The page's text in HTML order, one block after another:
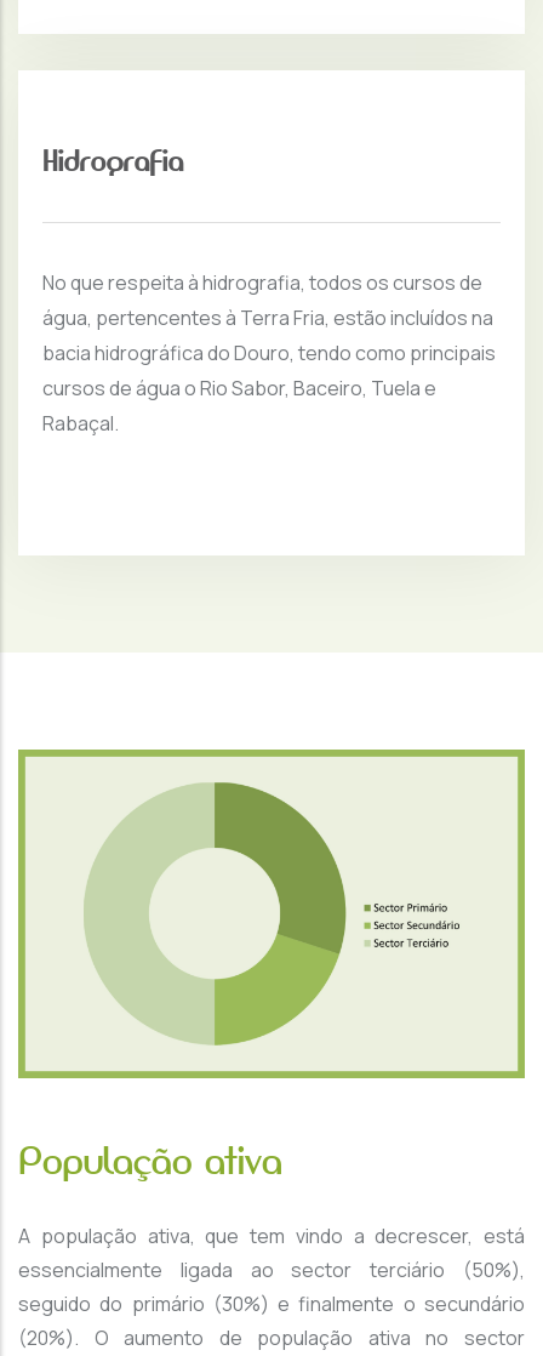
Hidrografia
No que respeita à hidrografia, todos os cursos de
água, pertencentes à Terra Fria, estão incluídos na
bacia hidrográfica do Douro, tendo como principais
cursos de água o Rio Sabor, Baceiro, Tuela e
Rabaçal.
População ativa
A população ativa, que tem vindo a decrescer, está
essencialmente ligada ao sector terciário (50%),
seguido do primário (30%) e finalmente o secundário
(20%). O aumento de população ativa no sector